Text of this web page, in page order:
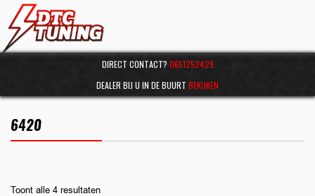
DIRECT CONTACT? 0651252429
DEALER BIJ U IN DE BUURT BEKIJKEN
6420
Toont alle 4 resultaten